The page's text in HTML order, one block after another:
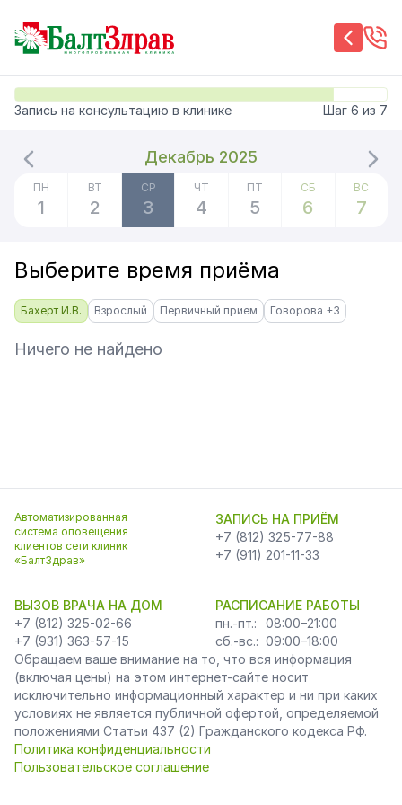
Запись на консультацию в клинике Шаг 6 из 7
Декабрь 2025
ПН
1
ВТ
2
СР
3
ЧТ
4
ПТ
5
СБ
6
ВС
7
Выберите время приёма
Бахерт И.В. Взрослый Первичный прием Говорова +3
Ничего не найдено
Автоматизированная
система оповещения
клиентов сети клиник
«БалтЗдрав»
ЗАПИСЬ НА ПРИЁМ
+7 (812) 325-77-88
+7 (911) 201-11-33
ВЫЗОВ ВРАЧА НА ДОМ
+7 (812) 325-02-66
+7 (931) 363-57-15
РАСПИСАНИЕ РАБОТЫ
пн.-пт.:
08:00–21:00
сб.-вс.: 09:00–18:00
Обращаем ваше внимание на то, что вся информация
(включая цены) на этом интернет-сайте носит
исключительно информационный характер и ни при каких
условиях не является публичной офертой, определяемой
положениями Статьи 437 (2) Гражданского кодекса РФ.
Политика конфиденциальности
Пользовательское соглашение